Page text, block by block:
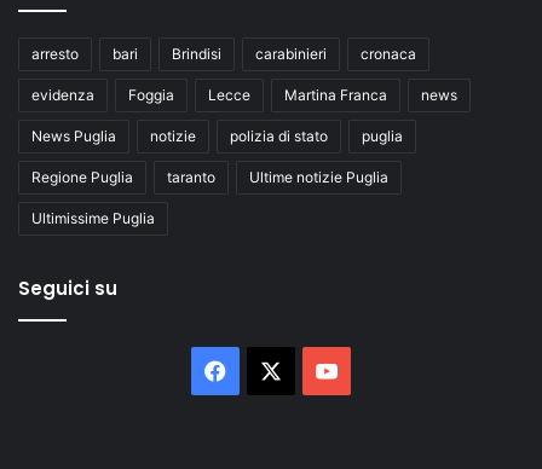
arresto bari Brindisi carabinieri cronaca
evidenza Foggia Lecce Martina Franca news
News Puglia notizie polizia di stato puglia
Regione Puglia taranto Ultime notizie Puglia
Ultimissime Puglia
Seguici su
Facebook You